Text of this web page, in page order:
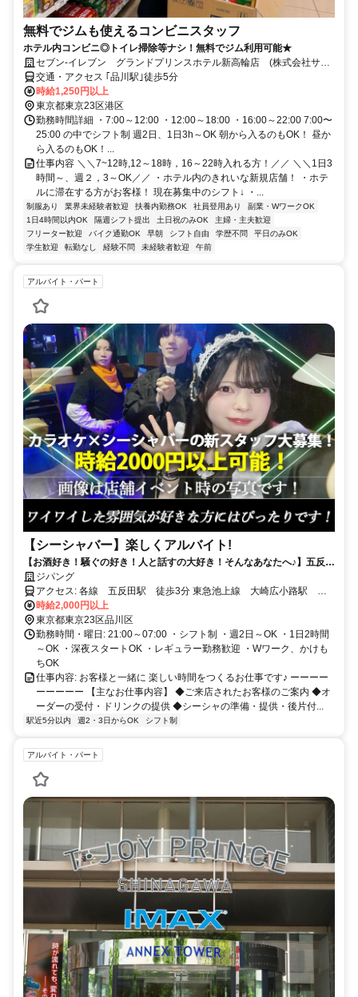
無料でジムも使えるコンビニスタッフ
ホテル内コンビニ◎トイレ掃除等ナシ！無料でジム利用可能★
セブン-イレブン グランドプリンスホテル新高輪店 (株式会社サワ
モト)
交通・アクセス ｢品川駅｣徒歩5分
時給1,250円以上
東京都東京23区港区
勤務時間詳細 ・7:00～12:00 ・12:00～18:00 ・16:00～22:00 7:00〜
25:00 の中でシフト制 週2日、1日3h～OK 朝から入るのもOK！ 昼か
ら入るのもOK！...
仕事内容 ＼＼7~12時,12～18時，16～22時入れる方！／／ ＼＼1日3
時間～、週２，3～OK／／ ・ホテル内のきれいな新規店舗！ ・ホテ
ルに滞在する方がお客様！ 現在募集中のシフト↓ ・...
制服あり 業界未経験者歓迎 扶養内勤務OK 社員登用あり
副業・WワークOK
1日4時間以内OK
隔週シフト提出 土日祝のみOK
主婦・主夫歓迎
フリーター歓迎
バイク通勤OK 早朝 シフト自由 学歴不問
平日のみOK
学生歓迎
転勤なし 経験不問 未経験者歓迎 午前
アルバイト・パート
【シーシャバー】楽しくアルバイト!
【お酒好き！騒ぐの好き！人と話すの大好き！そんなあなたへ♪】五反田
の人気シーシャバーで楽しくバイトしませんか？ 週2日～OK！深夜帯に
入れる方は大歓迎★ にぎやかな空間でみんなで楽しめるお店！
ジパング
アクセス: 各線 五反田駅 徒歩3分 東急池上線 大崎広小路駅 徒
歩3分 山手線 五反田・大崎・品川・高輪ゲートウェイ・田町・浜松
町・新橋・有楽町・東京・神田・秋葉原・御徒町・上野・鶯谷・日暮
里・目黒・恵比寿・渋谷・原宿・代々木・新宿・新大久保・高田馬
場・目白・池袋・大塚・巣鴨 東急池上線 五反田・大崎広小路・戸越
銀座・荏原中延・旗の台・長原・洗足池・石川台・雪が谷大塚・御嶽
山・久が原・千鳥町・池上・蓮沼・蒲田 都営浅草線 西馬込・馬込・
中延・戸越・五反田・高輪台・泉岳寺・三田・大門・新橋・東銀座・
宝町・日本橋・人形町・東日本橋・浅草橋・蔵前・浅草・本所吾妻
橋・押上
時給2,000円以上
東京都東京23区品川区
勤務時間・曜日: 21:00～07:00 ・シフト制 ・週2日～OK ・1日2時間
～OK ・深夜スタートOK ・レギュラー勤務歓迎 ・Wワーク、かけも
ちOK
仕事内容: お客様と一緒に 楽しい時間をつくるお仕事です♪ ーーーー
ーーーーー 【主なお仕事内容】 ◆ご来店されたお客様のご案内 ◆オ
ーダーの受付・ドリンクの提供 ◆シーシャの準備・提供・後片付...
駅近5分以内 週2・3日からOK シフト制
アルバイト・パート